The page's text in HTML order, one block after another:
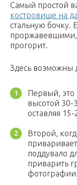
Самый простой
костровище на
стальную бочку.
проржавевшими,
прогорит.
Здесь возможны
Первый, это
высотой 30-
оставляя
Второй,
поддувало
приварить
фотографии.